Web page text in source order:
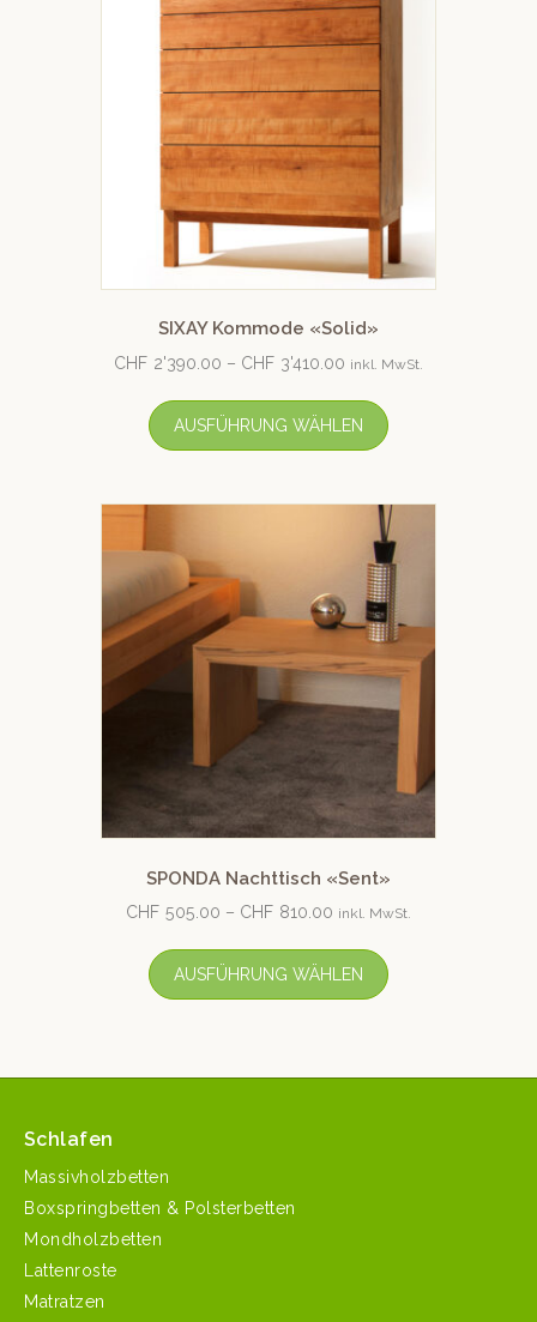
SIXAY Kommode «Solid»
CHF 2'390.00 – CHF 3'410.00 inkl. MwSt.
AUSFÜHRUNG WÄHLEN
SPONDA Nachttisch «Sent»
CHF 505.00 – CHF 810.00 inkl. MwSt.
AUSFÜHRUNG WÄHLEN
Schlafen
Massivholzbetten
Boxspringbetten & Polsterbetten
Mondholzbetten
Lattenroste
Matratzen